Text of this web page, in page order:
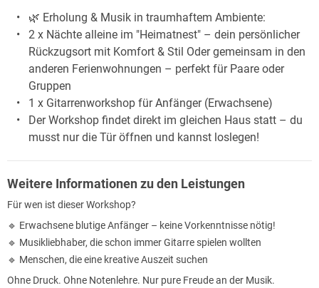
🌿 Erholung & Musik in traumhaftem Ambiente:
2 x Nächte alleine im "Heimatnest" – dein persönlicher
Rückzugsort mit Komfort & Stil Oder gemeinsam in den
anderen Ferienwohnungen – perfekt für Paare oder
Gruppen
1 x Gitarrenworkshop für Anfänger (Erwachsene)
Der Workshop findet direkt im gleichen Haus statt – du
musst nur die Tür öffnen und kannst loslegen!
Weitere Informationen zu den Leistungen
Für wen ist dieser Workshop?
🔹 Erwachsene blutige Anfänger – keine Vorkenntnisse nötig!
🔹 Musikliebhaber, die schon immer Gitarre spielen wollten
🔹 Menschen, die eine kreative Auszeit suchen
Ohne Druck. Ohne Notenlehre. Nur pure Freude an der Musik.